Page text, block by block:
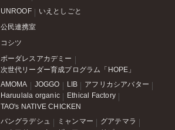
UNROOF いえとしごと
公民連携室
コシツ
ボーダレスアカデミー
次世代リーダー育成プログラム「HOPE」
AMOMA JOGGO LIB
アフリカシアバター
Haruulala organic
Ethical Factory
TAO's NATIVE CHICKEN
バングラデシュ ミャンマー
グアテマラ